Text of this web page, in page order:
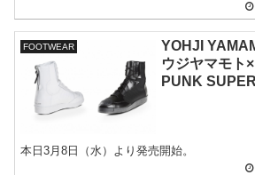
FOOTWEAR
YOHJI
ウジヤマモト
PUNK
本日3月8日（水）より発売開始。